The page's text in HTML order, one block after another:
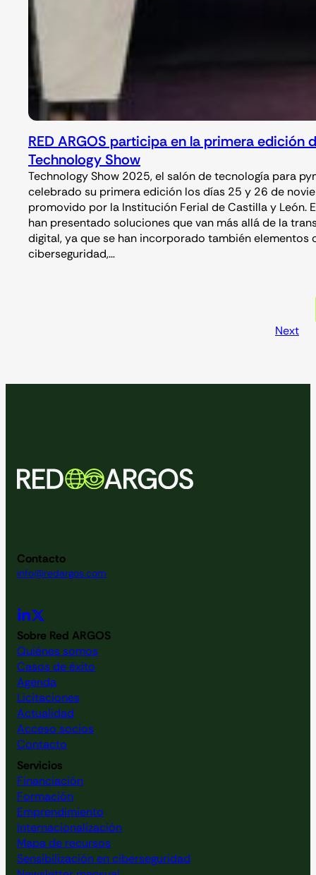
RED ARGOS participa en la primera edición
Technology Show
Technology Show 2025, el salón de tecnología para
celebrado su primera edición los días 25 y 26 de
promovido por la Institución Ferial de Castilla y León.
han presentado soluciones que van más allá de la
digital, ya que se han incorporado también elementos
ciberseguridad,…
Next
Contacto
info@redargos.com
Sobre Red ARGOS
Quiénes somos
Casos de éxito
Agenda
Licitaciones
Actualidad
Acceso socios
Contacto
Servicios
Financiación
Formación
Emprendimiento
Internacionalización
Mapa de recursos
Sensibilización en ciberseguridad